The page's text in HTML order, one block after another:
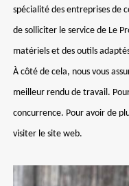
spécialité des entreprises de
de solliciter le service de Le
matériels et des outils
À côté de cela, nous vous
meilleur rendu de travail.
concurrence. Pour avoir de
visiter le site web.